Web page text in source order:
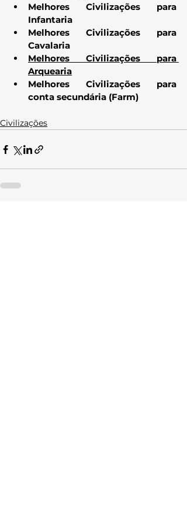
Melhores Civilizações para
Infantaria
Melhores Civilizações para
Cavalaria
Melhores Civilizações para
Arquearia
Melhores Civilizações para
conta secundária (Farm)
Civilizações